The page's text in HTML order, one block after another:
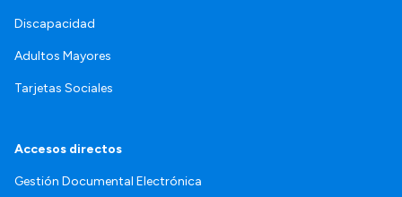
Discapacidad
Adultos Mayores
Tarjetas Sociales
Accesos directos
Gestión Documental Electrónica